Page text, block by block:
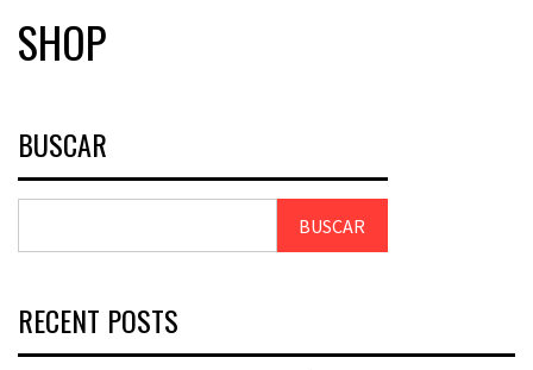
SHOP
BUSCAR
BUSCAR
RECENT POSTS